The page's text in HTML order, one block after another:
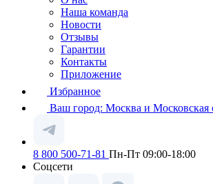
Наша команда
Новости
Отзывы
Гарантии
Контакты
Приложение
Избранное
Ваш город: Москва и Московская
8 800 500-71-81 Пн-Пт 09:00-18:00
Соцсети